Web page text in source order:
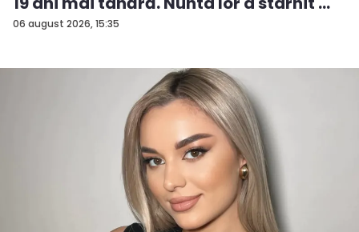
06 august 2026, 15:35